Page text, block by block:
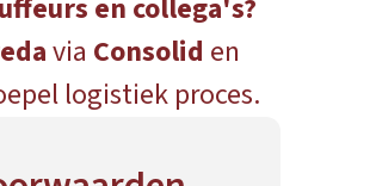
en collega's?
via Consolid en
logistiek proces.